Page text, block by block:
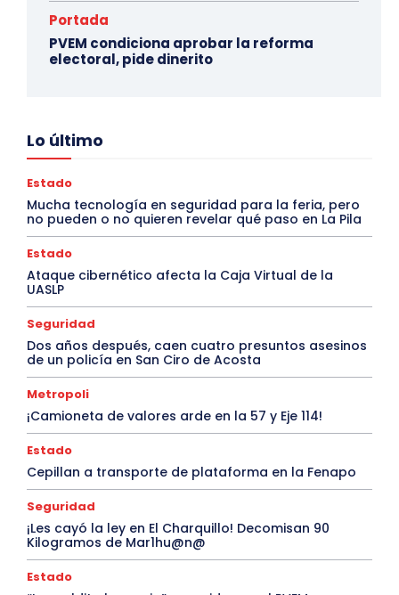
Portada
PVEM condiciona aprobar la reforma
electoral, pide dinerito
Lo último
Estado
Mucha tecnología en seguridad para la feria, pero
no pueden o no quieren revelar qué paso en La Pila
Estado
Ataque cibernético afecta la Caja Virtual de la
UASLP
Seguridad
Dos años después, caen cuatro presuntos asesinos
de un policía en San Ciro de Acosta
Metropoli
¡Camioneta de valores arde en la 57 y Eje 114!
Estado
Cepillan a transporte de plataforma en la Fenapo
Seguridad
¡Les cayó la ley en El Charquillo! Decomisan 90
Kilogramos de Mar1hu@n@
Estado